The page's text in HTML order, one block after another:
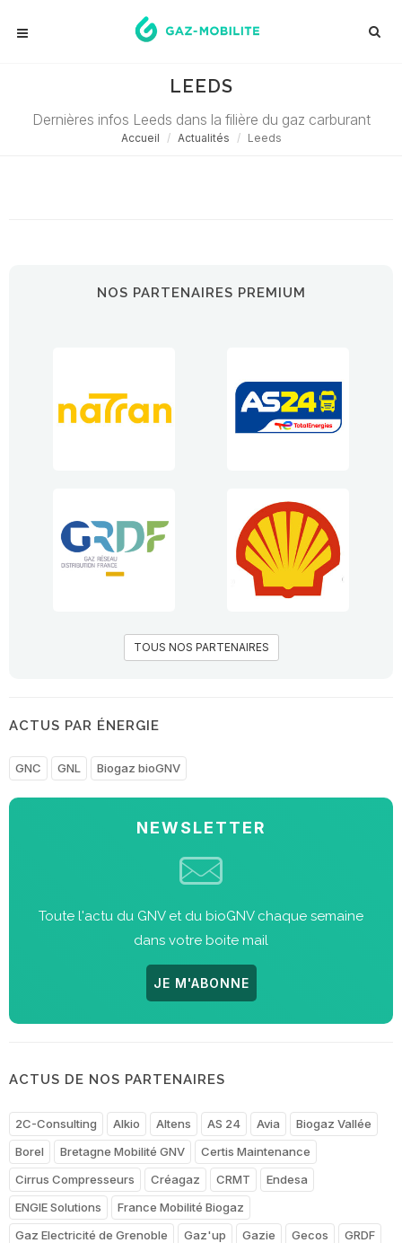
LEEDS
Dernières infos Leeds dans la filière du gaz carburant
Accueil Actualités Leeds
NOS PARTENAIRES PREMIUM
TOUS NOS PARTENAIRES
ACTUS PAR ÉNERGIE
GNC GNL Biogaz bioGNV
NEWSLETTER
Toute l'actu du GNV et du bioGNV chaque semaine
dans votre boite mail
JE M'ABONNE
ACTUS DE NOS PARTENAIRES
2C-Consulting Alkio Altens AS 24 Avia
Biogaz Vallée
Borel
Bretagne Mobilité GNV
Certis Maintenance
Cirrus Compresseurs
Créagaz CRMT
Endesa
ENGIE Solutions
France Mobilité Biogaz
Gaz Electricité de Grenoble
Gaz'up Gazie Gecos
GRDF